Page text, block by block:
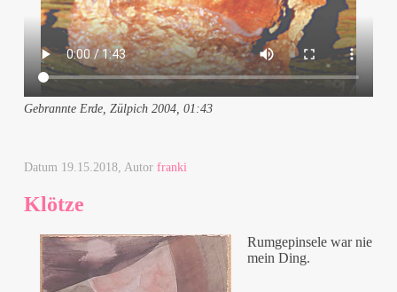
Gebrannte Erde, Zülpich 2004, 01:43
Datum 19.15.2018, Autorfranki
Klötze
Rumgepinsele war nie
mein Ding.